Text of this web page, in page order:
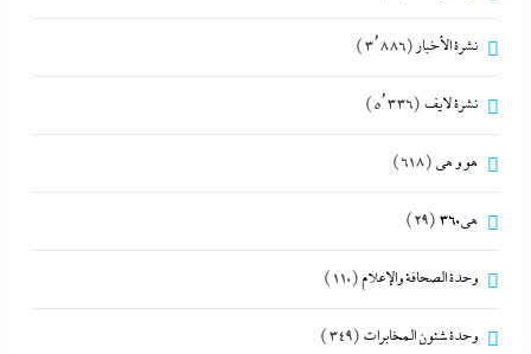
نشرة الأخبار (3٬886)
نشرة لايف (5٬336)
هو و هي (618)
هى360 (29)
وحدة الصحافة والإعلام(110)
وحدة شئون المخابرات (349)